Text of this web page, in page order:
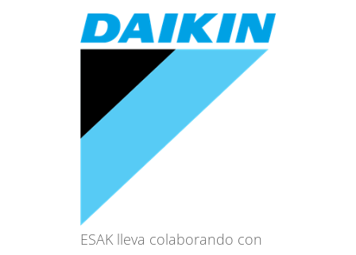
ESAK lleva colaborando con